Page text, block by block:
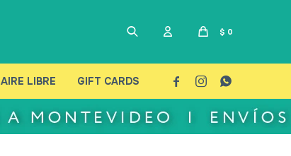
AIRE LIBRE GIFT CARDS
$ 0
  